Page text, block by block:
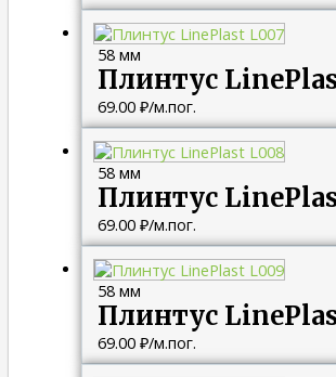
58 мм
Плинтус
69.00 ₽/м.пог.
58 мм
Плинтус
69.00 ₽/м.пог.
58 мм
Плинтус
69.00 ₽/м.пог.